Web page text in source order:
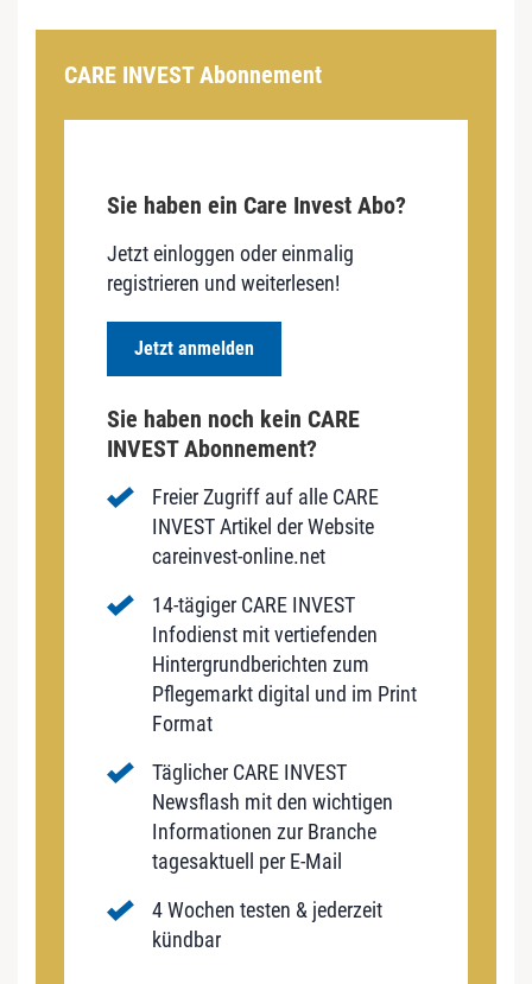
CARE INVEST Abonnement
Sie haben ein Care Invest Abo?
Jetzt einloggen oder einmalig
registrieren und weiterlesen!
Jetzt anmelden
Sie haben noch kein CARE
INVEST Abonnement?
Freier Zugriff auf alle CARE
INVEST Artikel der Website
careinvest-online.net
14-tägiger CARE INVEST
Infodienst mit vertiefenden
Hintergrundberichten zum
Pflegemarkt digital und im Print
Format
Täglicher CARE INVEST
Newsflash mit den wichtigen
Informationen zur Branche
tagesaktuell per E-Mail
4 Wochen testen & jederzeit
kündbar